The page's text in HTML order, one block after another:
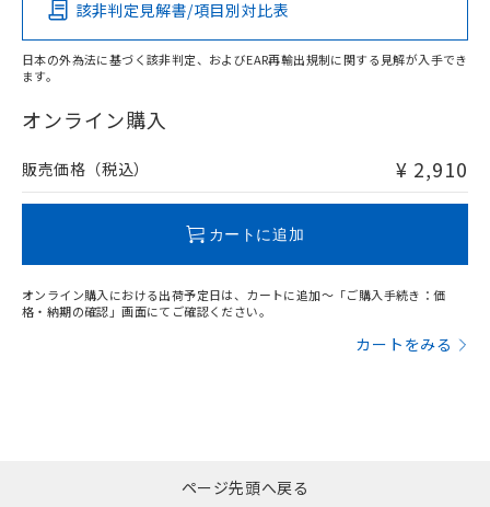
O
在庫等で未対応品が混在する可能性があります。
問い合わせください。
該非判定見解書/項目別対比表
日本の外為法に基づく該非判定、およびEAR再輸出規制に関する見解が入手でき
ます。
オンライン購入
販売価格（税込） ¥ 2,910
カートに追加
オンライン購入における出荷予定日は、カートに追加～「ご購入手続き：価
格・納期の確認」画面にてご確認ください。
カートをみる
ページ先頭へ戻る